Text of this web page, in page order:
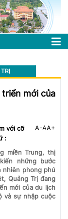
mới của
với cỡ
:
A-AA+
miền Trung, thị
những bước
nhiên phong phú
Quảng Trị đang
mới của du lịch
và sự nhập cuộc